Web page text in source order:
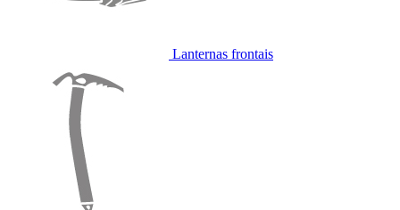
Lanternas frontais